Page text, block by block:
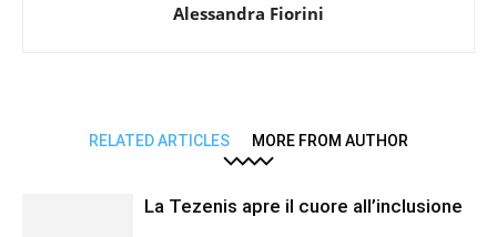
Alessandra Fiorini
RELATED ARTICLES MORE FROM AUTHOR
La Tezenis apre il cuore all’inclusione